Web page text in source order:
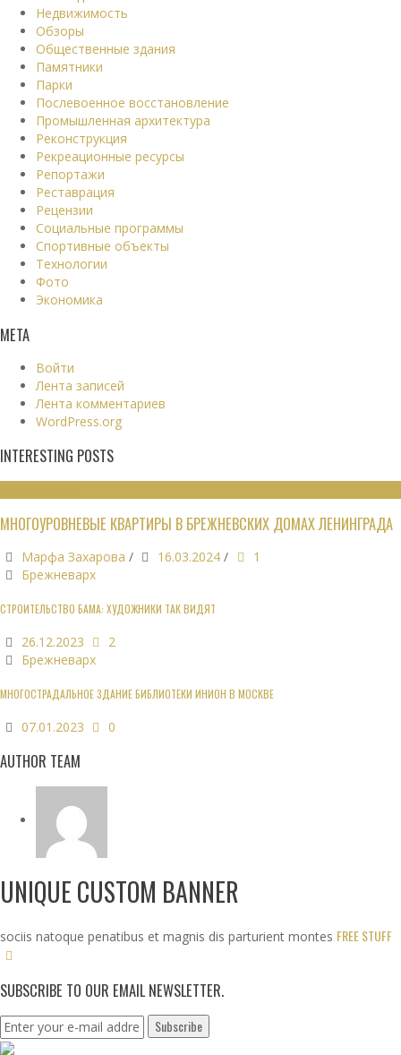
Недвижимость
Обзоры
Общественные здания
Памятники
Парки
Послевоенное восстановление
Промышленная архитектура
Реконструкция
Рекреационные ресурсы
Репортажи
Реставрация
Рецензии
Социальные программы
Спортивные объекты
Технологии
Фото
Экономика
МЕТА
Войти
Лента записей
Лента комментариев
WordPress.org
INTERESTING POSTS
МНОГОУРОВНЕВЫЕ КВАРТИРЫ В БРЕЖНЕВСКИХ ДОМАХ ЛЕНИНГРАДА
Марфа Захарова / 16.03.2024 /
1
Брежневарх
СТРОИТЕЛЬСТВО БАМА: ХУДОЖНИКИ ТАК ВИДЯТ
26.12.2023
2
Брежневарх
МНОГОСТРАДАЛЬНОЕ ЗДАНИЕ БИБЛИОТЕКИ ИНИОН В МОСКВЕ
07.01.2023 0
AUTHOR TEAM
UNIQUE CUSTOM BANNER
sociis natoque penatibus et magnis dis parturient montes FREE STUFF
SUBSCRIBE TO OUR EMAIL NEWSLETTER.